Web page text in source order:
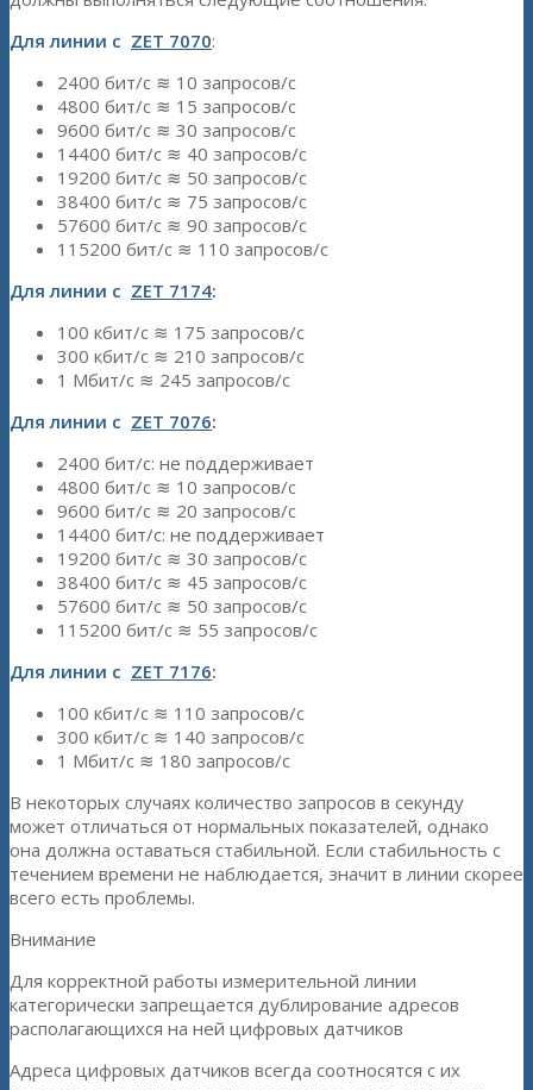
Для линии с ZET 7070:
2400 бит/с ≋ 10 запросов/с
4800 бит/с ≋ 15 запросов/с
9600 бит/с ≋ 30 запросов/с
14400 бит/с ≋ 40 запросов/с
19200 бит/с ≋ 50 запросов/с
38400 бит/с ≋ 75 запросов/с
57600 бит/с ≋ 90 запросов/с
115200 бит/с ≋ 110 запросов/с
Для линии с ZET 7174:
100 кбит/с ≋ 175 запросов/с
300 кбит/с ≋ 210 запросов/с
1 Мбит/с ≋ 245 запросов/с
Для линии с ZET 7076:
2400 бит/с: не поддерживает
4800 бит/с ≋ 10 запросов/с
9600 бит/с ≋ 20 запросов/с
14400 бит/с: не поддерживает
19200 бит/с ≋ 30 запросов/с
38400 бит/с ≋ 45 запросов/с
57600 бит/с ≋ 50 запросов/с
115200 бит/с ≋ 55 запросов/с
Для линии с ZET 7176:
100 кбит/с ≋ 110 запросов/с
300 кбит/с ≋ 140 запросов/с
1 Мбит/с ≋ 180 запросов/с
В некоторых случаях количество запросов в секунду
может отличаться от нормальных показателей, однако
она должна оставаться стабильной. Если стабильность с
течением времени не наблюдается, значит в линии скорее
всего есть проблемы.
Внимание
Для корректной работы измерительной линии
категорически запрещается дублирование адресов
располагающихся на ней цифровых датчиков
Адреса цифровых датчиков всегда соотносятся с их